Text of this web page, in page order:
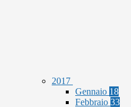
2017
Gennaio 18
Febbraio 33